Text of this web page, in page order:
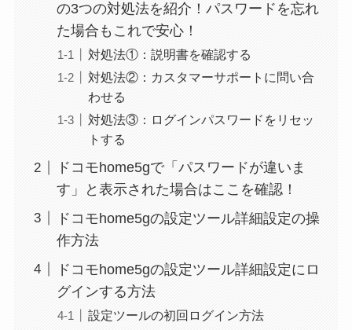
の3つの対処法を紹介！パスワードを忘れ
た場合もこれで安心！
対処法①：説明書を確認する
対処法②：カスタマーサポートに問い合
わせる
対処法③：ログインパスワードをリセッ
トする
ドコモhome5gで「パスワードが違いま
す」と表示された場合はここを確認！
ドコモhome5gの設定ツール詳細設定の操
作方法
ドコモhome5gの設定ツール詳細設定にロ
グインする方法
設定ツールの初回ログイン方法